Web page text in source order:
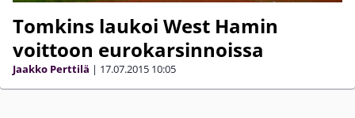
Tomkins laukoi West Hamin
voittoon eurokarsinnoissa
Jaakko Perttilä | 17.07.2015 10:05